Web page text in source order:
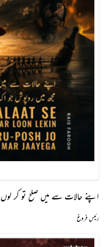
اپنے حالات سے میں صلح تو کر
رئیس فروغ